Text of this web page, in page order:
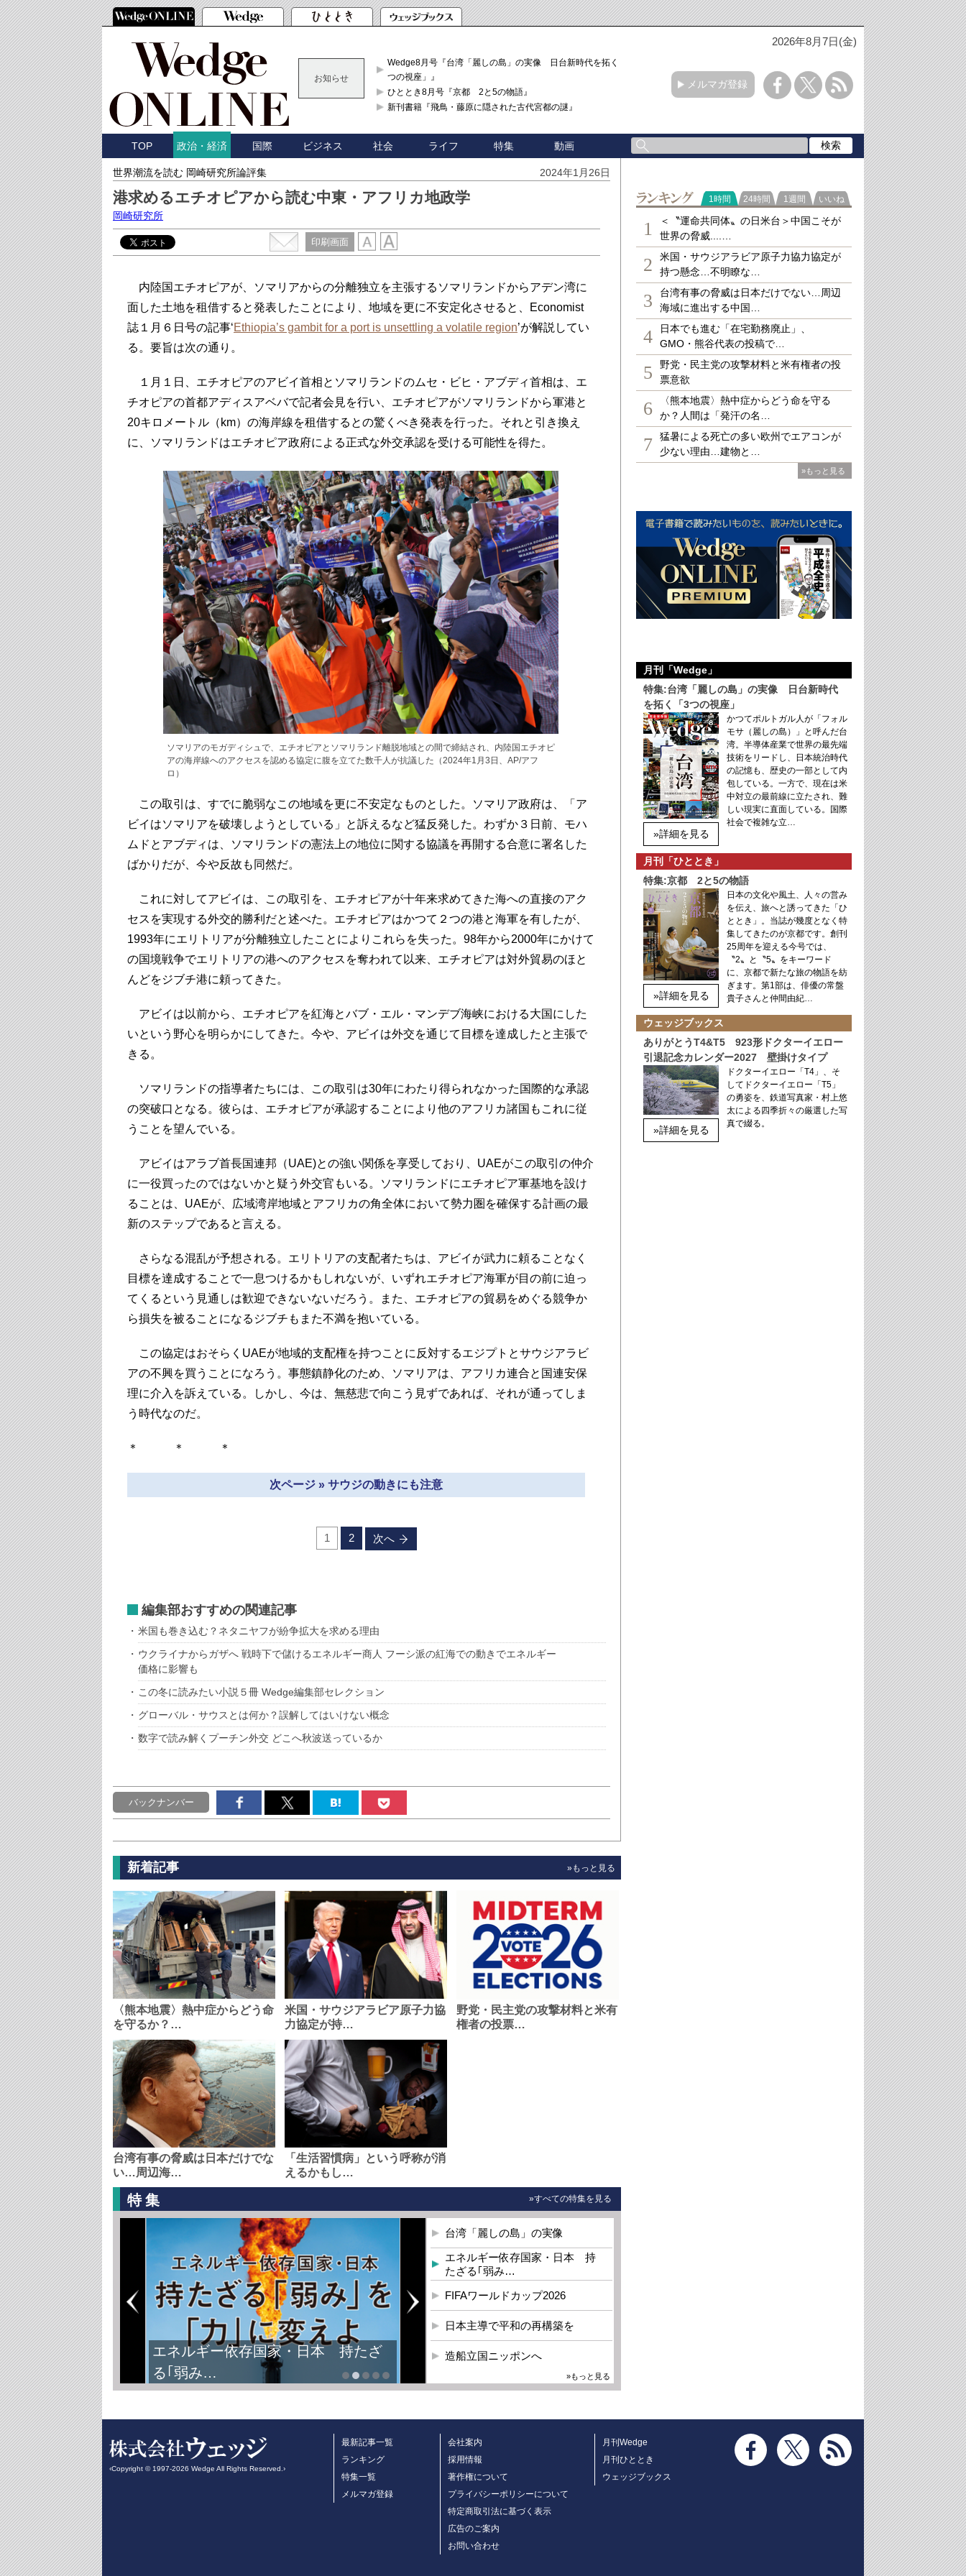
2026年8月7日(金)
お知らせ
Wedge8月号『台湾「麗しの島」の実像 日台新時代を拓く「3
つの視座」』
ひととき8月号『京都 2と5の物語』
新刊書籍『飛鳥・藤原に隠された古代宮都の謎』
メルマガ登録
TOP 政治・経済 国際 ビジネス 社会 ライフ 特集 動画
世界潮流を読む 岡崎研究所論評集 2024年1月26日
港求めるエチオピアから読む中東・アフリカ地政学
岡崎研究所
印刷画面
内陸国エチオピアが、ソマリアからの分離独立を主張するソマリランドからアデン湾に
面した土地を租借すると発表したことにより、地域を更に不安定化させると、Economist
誌１月６日号の記事‘Ethiopia’s gambit for a port is unsettling a volatile region’が解説してい
る。要旨は次の通り。
１月１日、エチオピアのアビイ首相とソマリランドのムセ・ビヒ・アブディ首相は、エ
チオピアの首都アディスアベバで記者会見を行い、エチオピアがソマリランドから軍港と
20キロメートル（km）の海岸線を租借するとの驚くべき発表を行った。それと引き換え
に、ソマリランドはエチオピア政府による正式な外交承認を受ける可能性を得た。
ソマリアのモガディシュで、エチオピアとソマリランド離脱地域との間で締結され、内陸国エチオピ
アの海岸線へのアクセスを認める協定に腹を立てた数千人が抗議した（2024年1月3日、AP/アフ
ロ）
この取引は、すでに脆弱なこの地域を更に不安定なものとした。ソマリア政府は、「ア
ビイはソマリアを破壊しようとしている」と訴えるなど猛反発した。わずか３日前、モハ
ムドとアブディは、ソマリランドの憲法上の地位に関する協議を再開する合意に署名した
ばかりだが、今や反故も同然だ。
これに対してアビイは、この取引を、エチオピアが十年来求めてきた海への直接のアク
セスを実現する外交的勝利だと述べた。エチオピアはかつて２つの港と海軍を有したが、
1993年にエリトリアが分離独立したことによりこれらを失った。98年から2000年にかけて
の国境戦争でエリトリアの港へのアクセスを奪われて以来、エチオピアは対外貿易のほと
んどをジブチ港に頼ってきた。
アビイは以前から、エチオピアを紅海とバブ・エル・マンデブ海峡における大国にした
いという野心を明らかにしてきた。今や、アビイは外交を通じて目標を達成したと主張で
きる。
ソマリランドの指導者たちには、この取引は30年にわたり得られなかった国際的な承認
の突破口となる。彼らは、エチオピアが承認することにより他のアフリカ諸国もこれに従
うことを望んでいる。
アビイはアラブ首長国連邦（UAE)との強い関係を享受しており、UAEがこの取引の仲介
に一役買ったのではないかと疑う外交官もいる。ソマリランドにエチオピア軍基地を設け
ることは、UAEが、広域湾岸地域とアフリカの角全体において勢力圏を確保する計画の最
新のステップであると言える。
さらなる混乱が予想される。エリトリアの支配者たちは、アビイが武力に頼ることなく
目標を達成することで一息つけるかもしれないが、いずれエチオピア海軍が目の前に迫っ
てくるという見通しは歓迎できないないだろう。また、エチオピアの貿易をめぐる競争か
ら損失を被ることになるジブチもまた不満を抱いている。
この協定はおそらくUAEが地域的支配権を持つことに反対するエジプトとサウジアラビ
アの不興を買うことになろう。事態鎮静化のため、ソマリアは、アフリカ連合と国連安保
理に介入を訴えている。しかし、今は、無慈悲で向こう見ずであれば、それが通ってしま
う時代なのだ。
＊ ＊ ＊
次ページ » サウジの動きにも注意
1 2 次へ
編集部おすすめの関連記事
米国も巻き込む？ネタニヤフが紛争拡大を求める理由
ウクライナからガザへ 戦時下で儲けるエネルギー商人 フーシ派の紅海での動きでエネルギー
価格に影響も
この冬に読みたい小説５冊 Wedge編集部セレクション
グローバル・サウスとは何か？誤解してはいけない概念
数字で読み解くプーチン外交 どこへ秋波送っているか
バックナンバー
新着記事 »もっと見る
〈熊本地震〉熱中症からどう命
を守るか？…
米国・サウジアラビア原子力協
力協定が持…
野党・民主党の攻撃材料と米有
権者の投票…
台湾有事の脅威は日本だけでな
い…周辺海…
「生活習慣病」という呼称が消
えるかもし…
特集 »すべての特集を見る
エネルギー依存国家・日本 持たざ
る｢弱み…
台湾「麗しの島」の実像
エネルギー依存国家・日本 持
たざる｢弱み…
FIFAワールドカップ2026
日本主導で平和の再構築を
造船立国ニッポンへ
»もっと見る
ランキング
1時間 24時間 1週間 いいね
1
＜〝運命共同体〟の日米台＞中国こそが
世界の脅威....…
2
米国・サウジアラビア原子力協力協定が
持つ懸念…不明瞭な…
3
台湾有事の脅威は日本だけでない…周辺
海域に進出する中国…
4
日本でも進む「在宅勤務廃止」、
GMO・熊谷代表の投稿で…
5
野党・民主党の攻撃材料と米有権者の投
票意欲
6
〈熊本地震〉熱中症からどう命を守る
か？人間は「発汗の名…
7
猛暑による死亡の多い欧州でエアコンが
少ない理由…建物と…
»もっと見る
月刊「Wedge」
特集:台湾「麗しの島」の実像 日台新時代
を拓く「3つの視座」
»詳細を見る
かつてポルトガル人が「フォル
モサ（麗しの島）」と呼んだ台
湾。半導体産業で世界の最先端
技術をリードし、日本統治時代
の記憶も、歴史の一部として内
包している。一方で、現在は米
中対立の最前線に立たされ、難
しい現実に直面している。国際
社会で複雑な立…
月刊「ひととき」
特集:京都 2と5の物語
»詳細を見る
日本の文化や風土、人々の営み
を伝え、旅へと誘ってきた「ひ
ととき」。当誌が幾度となく特
集してきたのが京都です。創刊
25周年を迎える今号では、
〝2〟と〝5〟をキーワード
に、京都で新たな旅の物語を紡
ぎます。第1部は、俳優の常盤
貴子さんと仲間由紀…
ウェッジブックス
ありがとうT4&T5 923形ドクターイエロー
引退記念カレンダー2027 壁掛けタイプ
»詳細を見る
ドクターイエロー「T4」、そ
してドクターイエロー「T5」
の勇姿を、鉄道写真家・村上悠
太による四季折々の厳選した写
真で綴る。
‹Copyright © 1997-2026 Wedge All Rights Reserved.›
最新記事一覧
ランキング
特集一覧
メルマガ登録
会社案内
採用情報
著作権について
プライバシーポリシーについて
特定商取引法に基づく表示
広告のご案内
お問い合わせ
月刊Wedge
月刊ひととき
ウェッジブックス